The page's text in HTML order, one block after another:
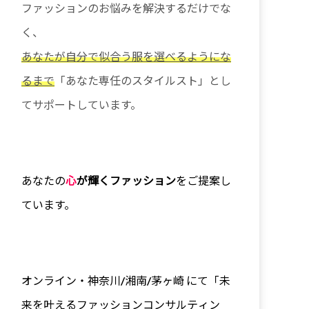
ファッションのお悩みを解決するだけでな
く、
あなたが自分で似合う服を選べるようにな
るまで 「あなた専任のスタイルスト」とし
てサポートしています。
あなたの心が輝くファッションをご提案し
ています。
オンライン・神奈川/湘南/茅ヶ崎 にて「未
来を叶えるファッションコンサルティン